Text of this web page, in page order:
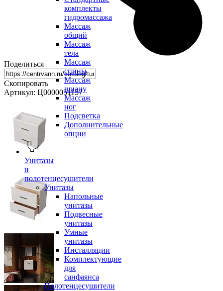
комплекты
гидромассажа
Массаж
общий
Массаж
тела
Массаж
спины
Массаж
шиацу
Массаж
ног
Подсветка
Дополнительные
опции
Унитазы
и
полотенцесушители
Унитазы
Напольные
унитазы
Подвесные
унитазы
Умные
унитазы
Инсталляции
Комплектующие
для
санфаянса
Полотенцесушители
Поделиться
Скопировать
Артикул: Ц0000051157